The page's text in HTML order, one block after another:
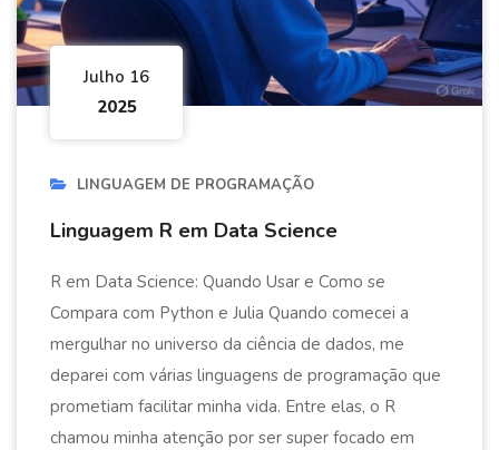
Julho 16
2025
LINGUAGEM DE PROGRAMAÇÃO
Linguagem R em Data Science
R em Data Science: Quando Usar e Como se
Compara com Python e Julia Quando comecei a
mergulhar no universo da ciência de dados, me
deparei com várias linguagens de programação que
prometiam facilitar minha vida. Entre elas, o R
chamou minha atenção por ser super focado em